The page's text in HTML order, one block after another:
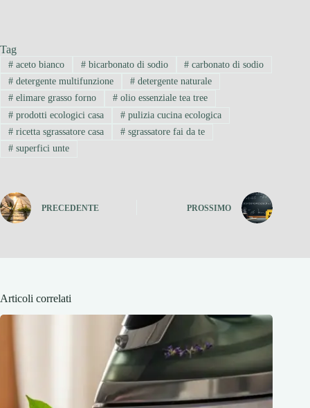
Tag
#aceto bianco #bicarbonato di sodio # carbonato di sodio
#detergente multifunzione #detergente naturale
#elimare grasso forno #olio essenziale tea tree
#prodotti ecologici casa #pulizia cucina ecologica
#ricetta sgrassatore casa #sgrassatore fai da te
#superfici unte
PRECEDENTE PROSSIMO
Articoli correlati